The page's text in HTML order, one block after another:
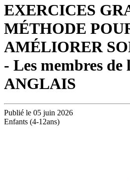
EXERCICES
MÉTHODE
AMÉLIORER
- Les membres
ANGLAIS
Publié le 05 juin 2026
Enfants (4-12ans)